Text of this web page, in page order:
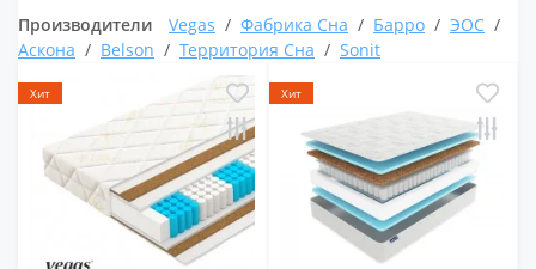
Производители
Vegas Фабрика Сна Барро
ЭОС
Аскона
Belson Территория Сна Sonit
Хит Хит